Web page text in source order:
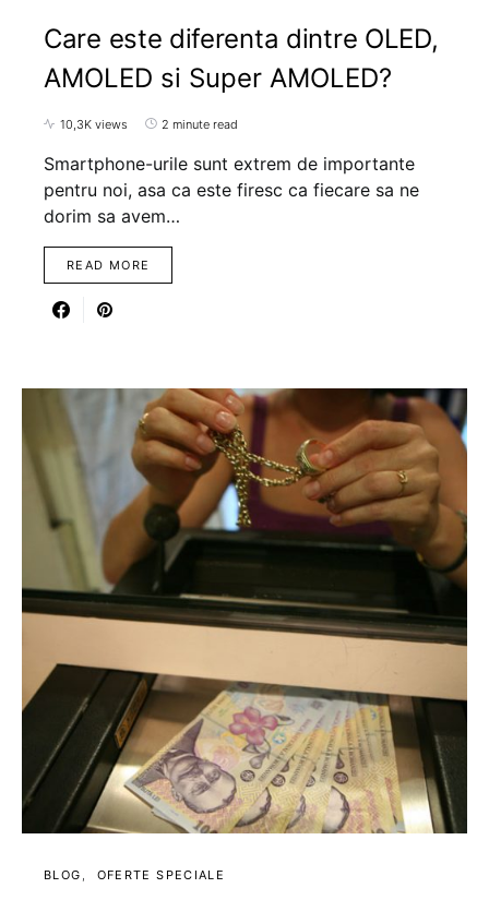
Care este diferenta dintre OLED,
AMOLED si Super AMOLED?
10,3K views 2 minute read
Smartphone-urile sunt extrem de importante
pentru noi, asa ca este firesc ca fiecare sa ne
dorim sa avem…
READ MORE
BLOG OFERTE SPECIALE